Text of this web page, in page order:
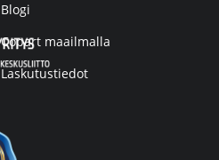
Blogi
Copart maailmalla
Laskutustiedot